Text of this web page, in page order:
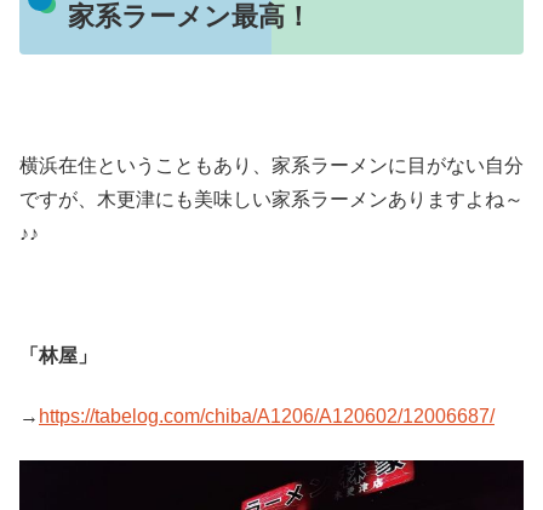
家系ラーメン最高！
横浜在住ということもあり、家系ラーメンに目がない自分
ですが、木更津にも美味しい家系ラーメンありますよね～
♪♪
「林屋」
→ https://tabelog.com/chiba/A1206/A120602/12006687/